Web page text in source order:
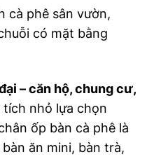
cà phê sân vườn,
có mặt bằng
– căn hộ, chung cư,
nhỏ lựa chọn
ốp bàn cà phê là
bàn ăn mini, bàn trà,